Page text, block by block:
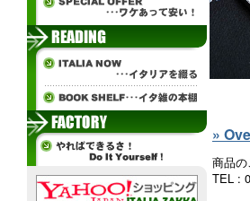
»
商品
TEL :